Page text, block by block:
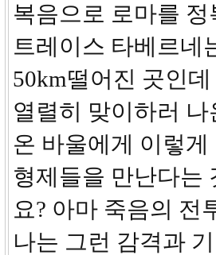
복음으로 로마를
트레이스 타베르네
50km떨어진 곳인
열렬히 맞이하러
온 바울에게 이렇
형제들을 만난다는
요? 아마 죽음의 전
나는 그런 감격과